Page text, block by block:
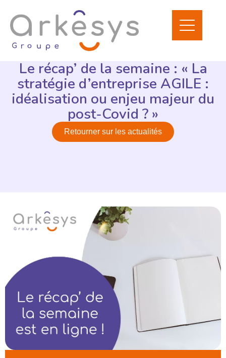
Le récap’ de la semaine : « La
stratégie d’entreprise AGILE :
idéalisation ou enjeu majeur du
post-Covid ? »
Retourner sur les actualités